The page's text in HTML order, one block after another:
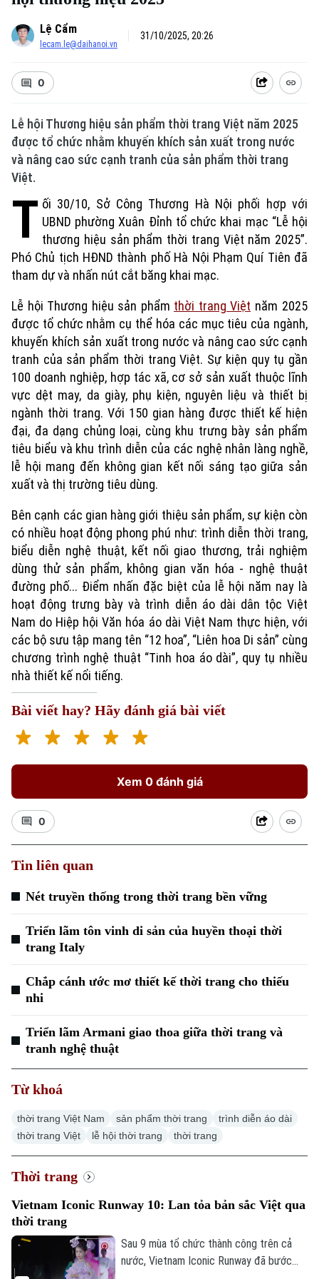
Xu hướng
Lệ Cẩm
lecam.le@daihanoi.vn
31/10/2025, 20:26
0
Lễ hội Thương hiệu sản phẩm thời trang Việt năm 2025
được tổ chức nhằm khuyến khích sản xuất trong nước
và nâng cao sức cạnh tranh của sản phẩm thời trang
Việt.
T ối 30/10, Sở Công Thương Hà Nội phối hợp với
UBND phường Xuân Đỉnh tổ chức khai mạc “Lễ hội
thương hiệu sản phẩm thời trang Việt năm 2025”.
Phó Chủ tịch HĐND thành phố Hà Nội Phạm Quí Tiên đã
tham dự và nhấn nút cắt băng khai mạc.
Lễ hội Thương hiệu sản phẩm thời trang Việt năm 2025
được tổ chức nhằm cụ thể hóa các mục tiêu của ngành,
khuyến khích sản xuất trong nước và nâng cao sức cạnh
tranh của sản phẩm thời trang Việt. Sự kiện quy tụ gần
100 doanh nghiệp, hợp tác xã, cơ sở sản xuất thuộc lĩnh
vực dệt may, da giày, phụ kiện, nguyên liệu và thiết bị
ngành thời trang. Với 150 gian hàng được thiết kế hiện
đại, đa dạng chủng loại, cùng khu trưng bày sản phẩm
tiêu biểu và khu trình diễn của các nghệ nhân làng nghề,
lễ hội mang đến không gian kết nối sáng tạo giữa sản
xuất và thị trường tiêu dùng.
Bên cạnh các gian hàng giới thiệu sản phẩm, sự kiện còn
có nhiều hoạt động phong phú như: trình diễn thời trang,
biểu diễn nghệ thuật, kết nối giao thương, trải nghiệm
dùng thử sản phẩm, không gian văn hóa - nghệ thuật
đường phố... Điểm nhấn đặc biệt của lễ hội năm nay là
hoạt động trưng bày và trình diễn áo dài dân tộc Việt
Nam do Hiệp hội Văn hóa áo dài Việt Nam thực hiện, với
các bộ sưu tập mang tên “12 hoa”, “Liên hoa Di sản” cùng
chương trình nghệ thuật “Tinh hoa áo dài”, quy tụ nhiều
nhà thiết kế nổi tiếng.
Bài viết hay? Hãy đánh giá bài viết
Xem 0 đánh giá
0
Tin liên quan
Nét truyền thống trong thời trang bền vững
Triển lãm tôn vinh di sản của huyền thoại thời
trang Italy
Chắp cánh ước mơ thiết kế thời trang cho thiếu
nhi
Triển lãm Armani giao thoa giữa thời trang và
tranh nghệ thuật
Từ khoá
thời trang Việt Nam sản phẩm thời trang
trình diễn áo dài
thời trang Việt
lễ hội thời trang thời trang
Thời trang
Vietnam Iconic Runway 10: Lan tỏa bản sắc Việt qua
thời trang
Sau 9 mùa tổ chức thành công trên cả
nước, Vietnam Iconic Runway đã bước